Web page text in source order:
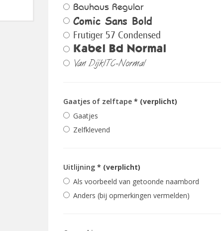
Bauhaus Regular
Comic Sans Bold
Frutiger 57 Condensed
Kabel Bd Normal
Van DijkITC-Normal
Gaatjes of zelftape * (verplicht)
Gaatjes
Zelfklevend
Uitlijning * (verplicht)
Als voorbeeld van getoonde naambord
Anders (bij opmerkingen vermelden)